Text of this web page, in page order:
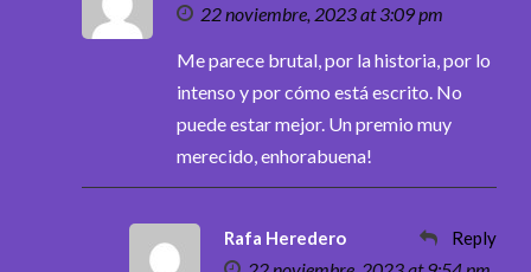
22 noviembre, 2023 at 3:09 pm
Me parece brutal, por la historia, por lo
intenso y por cómo está escrito. No
puede estar mejor. Un premio muy
merecido, enhorabuena!
Rafa Heredero Reply